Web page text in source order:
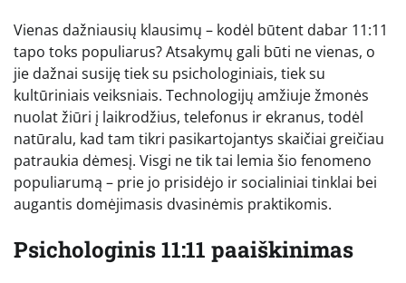
Vienas dažniausių klausimų – kodėl būtent dabar 11:11
tapo toks populiarus? Atsakymų gali būti ne vienas, o
jie dažnai susiję tiek su psichologiniais, tiek su
kultūriniais veiksniais. Technologijų amžiuje žmonės
nuolat žiūri į laikrodžius, telefonus ir ekranus, todėl
natūralu, kad tam tikri pasikartojantys skaičiai greičiau
patraukia dėmesį. Visgi ne tik tai lemia šio fenomeno
populiarumą – prie jo prisidėjo ir socialiniai tinklai bei
augantis domėjimasis dvasinėmis praktikomis.
Psichologinis 11:11 paaiškinimas